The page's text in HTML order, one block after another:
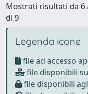
Mostrati risultati da 6
di 9
Legenda icone
file ad accesso
file disponibili
file disponibili